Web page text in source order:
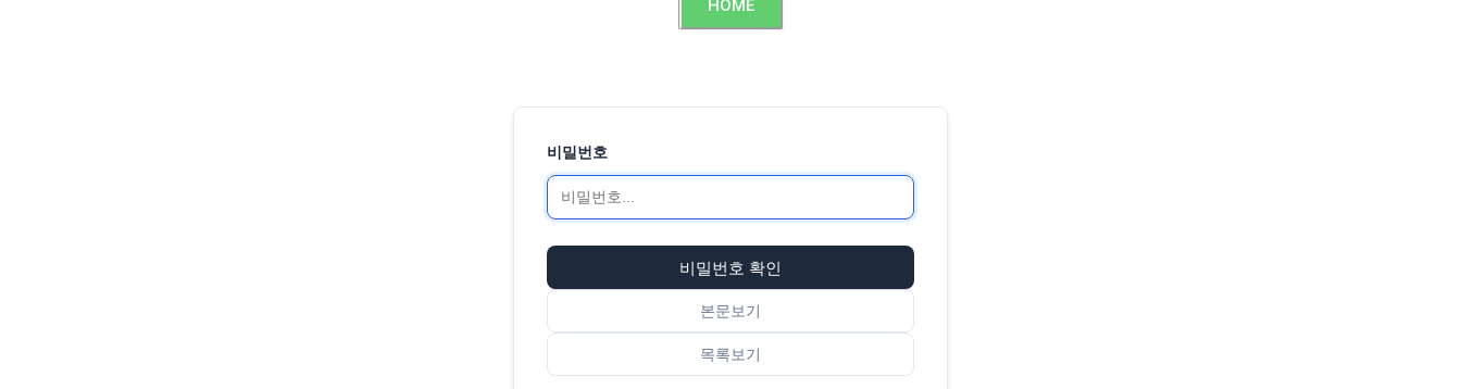
HOME
비밀번호
본문보기
목록보기
비밀번호 확인